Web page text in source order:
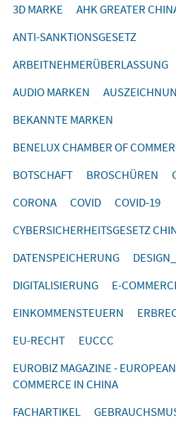
3D MARKE AHK GREATER
ANTI-SANKTIONSGESETZ
ARBEITNEHMERÜBERLASSUNG
AUDIO MARKEN
BEKANNTE MARKEN
BENELUX CHAMBER OF
BOTSCHAFT
BROSCHÜREN
CORONA
COVID
COVID-19
CYBERSICHERHEITSGESETZ
DATENSPEICHERUNG
DIGITALISIERUNG
E-
EINKOMMENSTEUERN
EU-RECHT
EUCCC
EUROBIZ MAGAZINE -
COMMERCE IN CHINA
FACHARTIKEL